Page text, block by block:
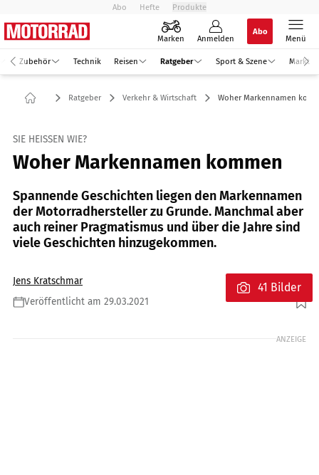
Abo Hefte Produkte
Marken Anmelden
Abo
Menü
Zubehör Technik Reisen Ratgeber Sport & Szene Markt
Ratgeber Verkehr & Wirtschaft Woher Markennamen
SIE HEISSEN WIE?
Woher Markennamen kommen
Spannende Geschichten liegen den Markennamen
der Motorradhersteller zu Grunde. Manchmal aber
auch reiner Pragmatismus und über die Jahre sind
viele Geschichten hinzugekommen.
Jens Kratschmar
Veröffentlicht am 29.03.2021
Foto: Aprilia Logo
41 Bilder
ANZEIGE